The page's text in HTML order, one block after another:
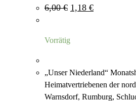
6,00€ Ursprünglicher
Preis
1,18 €Aktueller
Preis
Vorrätig
„Unser Niederland“
Heimatvertriebenen der
Warnsdorf, Rumburg,